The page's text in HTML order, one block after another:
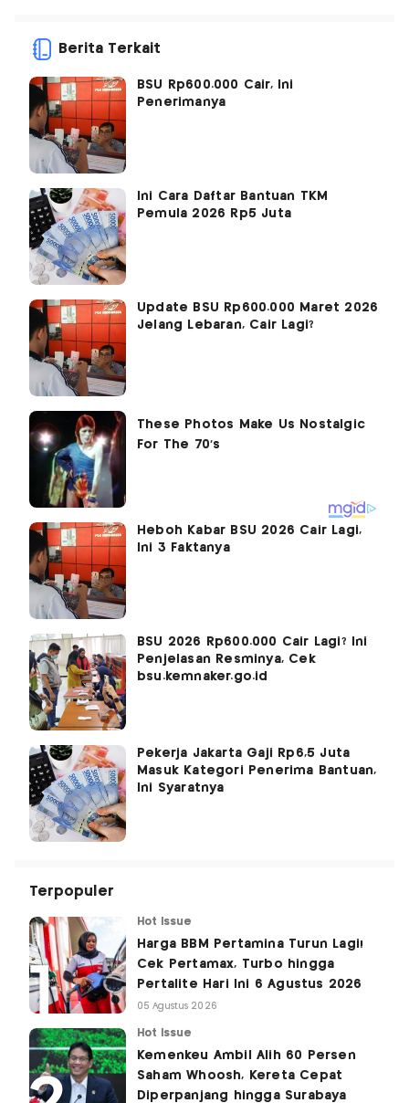
Berita Terkait
BSU Rp600.000 Cair, Ini
Penerimanya
Ini Cara Daftar Bantuan TKM
Pemula 2026 Rp5 Juta
Update BSU Rp600.000 Maret 2026
Jelang Lebaran, Cair Lagi?
Heboh Kabar BSU 2026 Cair Lagi,
Ini 3 Faktanya
BSU 2026 Rp600.000 Cair Lagi? Ini
Penjelasan Resminya, Cek
bsu.kemnaker.go.id
Pekerja Jakarta Gaji Rp6,5 Juta
Masuk Kategori Penerima Bantuan,
Ini Syaratnya
Terpopuler
Hot Issue
Harga BBM Pertamina Turun Lagi!
Cek Pertamax, Turbo hingga
Pertalite Hari Ini 6 Agustus 2026
05 Agustus 2026
Hot Issue
Kemenkeu Ambil Alih 60 Persen
Saham Whoosh, Kereta Cepat
Diperpanjang hingga Surabaya